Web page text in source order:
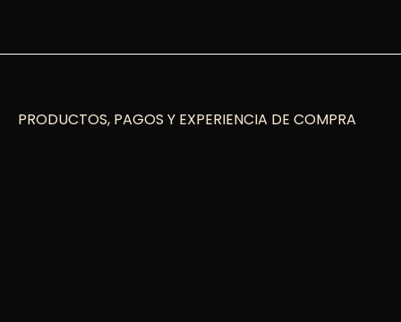
PRODUCTOS, PAGOS Y EXPERIENCIA DE COMPRA